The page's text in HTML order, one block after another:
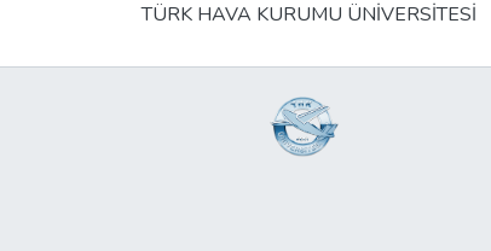
TÜRK HAVA KURUMU ÜNİVERSİTESİ